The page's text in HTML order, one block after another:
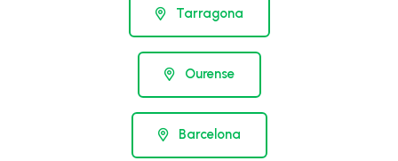
Tarragona
Ourense
Barcelona